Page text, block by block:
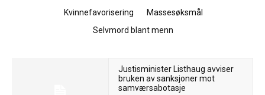
Kvinnefavorisering
Massesøksmål
Selvmord blant menn
Justisminister Listhaug avviser
bruken av sanksjoner mot
samværsabotasje